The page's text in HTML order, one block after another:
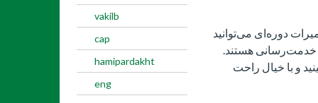
vakilb
cap
hamipardakht
eng
دوره‌ای می‌توانید
خدمت‌رسانی هستند.
و با خیال راحت